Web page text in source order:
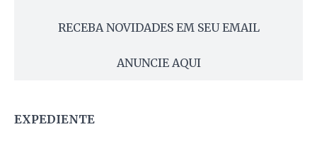
RECEBA NOVIDADES EM SEU EMAIL
ANUNCIE AQUI
EXPEDIENTE